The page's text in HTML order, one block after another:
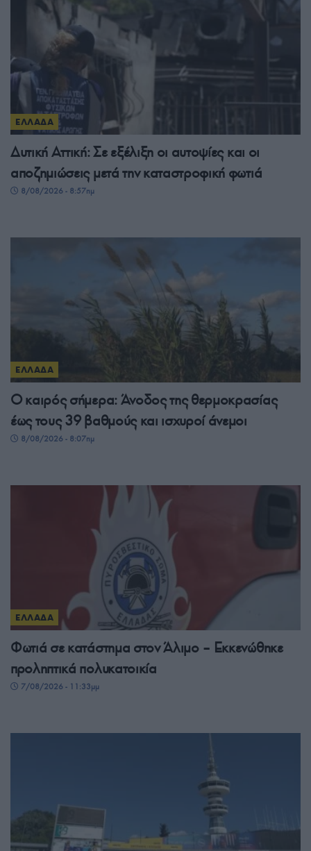
ΕΛΛΑΔΑ
Δυτική Αττική: Σε εξέλιξη οι αυτοψίες και οι
αποζημιώσεις μετά την καταστροφική φωτιά
8/08/2026 - 8:57πμ
ΕΛΛΑΔΑ
Ο καιρός σήμερα: Άνοδος της θερμοκρασίας
έως τους 39 βαθμούς και ισχυροί άνεμοι
8/08/2026 - 8:07πμ
ΕΛΛΑΔΑ
Φωτιά σε κατάστημα στον Άλιμο – Εκκενώθηκε
προληπτικά πολυκατοικία
7/08/2026 - 11:33μμ